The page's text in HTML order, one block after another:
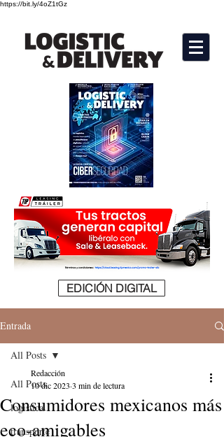
https://bit.ly/4oZ1tGz
EDICIÓN DIGITAL
Entrada
All Posts
logistica
transporte
All Posts
Consumidores mexicanos más
eco-amigables
Redacción
10 dic 2023 3 min de lectura